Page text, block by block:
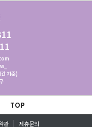
기준)
TOP
관 제휴문의